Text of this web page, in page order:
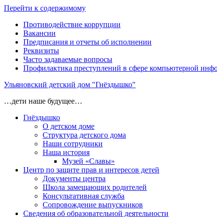
Перейти к содержимому
Противодействие коррупции
Вакансии
Предписания и отчеты об исполнении
Реквизиты
Часто задаваемые вопросы
Профилактика преступлений в сфере компьютерной
Ульяновский детский дом "Гнёздышко"
…дети наше будущее…
Гнёздышко
О детском доме
Структура детского дома
Наши сотрудники
Наша история
Музей «Славы»
Центр по защите прав и интересов детей
Документы центра
Школа замещающих родителей
Консультативная служба
Сопровождение выпускников
Сведения об образовательной деятельности